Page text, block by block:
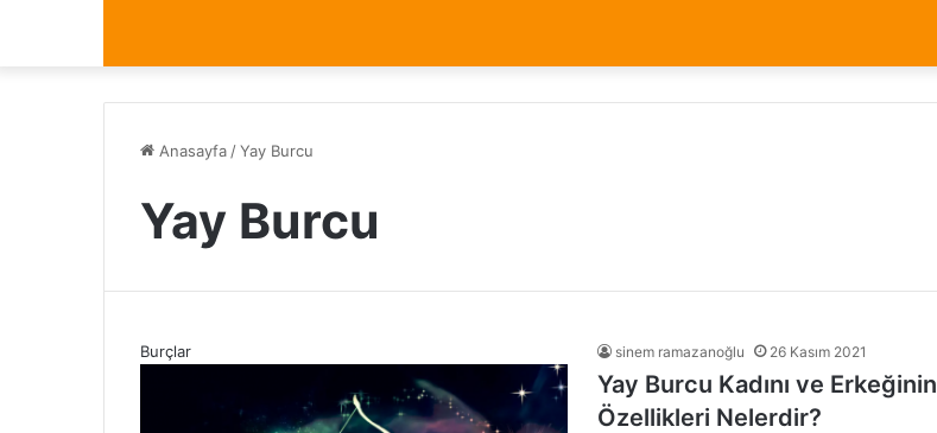
Anasayfa /Yay Burcu
Yay Burcu
Burçlar sinem ramazanoğlu 26 Kasım 2021
Yay Burcu Kadını ve Erkeğinin
Özellikleri Nelerdir?